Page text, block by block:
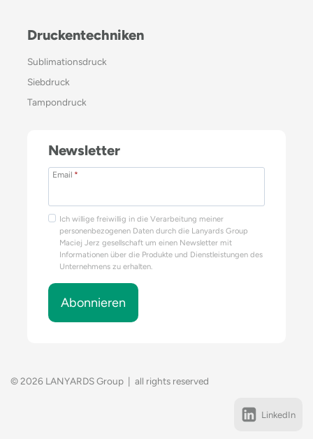
Druckentechniken
Sublimationsdruck
Siebdruck
Tampondruck
Newsletter
Email *
Ich willige freiwillig in die Verarbeitung meiner
personenbezogenen Daten durch die Lanyards Group
Maciej Jerz gesellschaft um einen Newsletter mit
Informationen über die Produkte und Dienstleistungen des
Unternehmens zu erhalten.
Abonnieren
© 2026 LANYARDS Group | all rights reserved
LinkedIn